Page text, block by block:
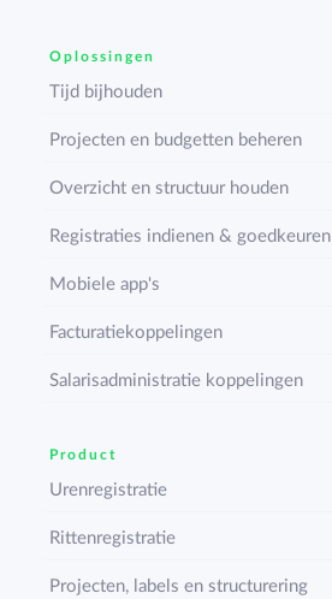
Oplossingen
Tijd bijhouden
Projecten en budgetten beheren
Overzicht en structuur houden
Registraties indienen & goedkeuren
Mobiele app's
Facturatiekoppelingen
Salarisadministratie koppelingen
Product
Urenregistratie
Rittenregistratie
Projecten, labels en structurering